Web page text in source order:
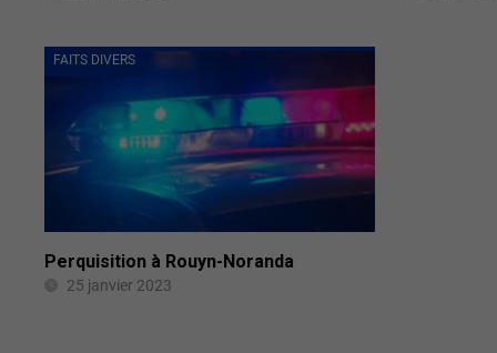
FAITS DIVERS
Perquisition à Rouyn-Noranda
25 janvier 2023